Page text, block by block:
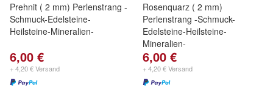
Prehnit ( 2 mm) Perlenstrang -
Schmuck-Edelsteine-
Heilsteine-Mineralien-
6,00 €
+ 4,20 € Versand
Rosenquarz ( 2 mm)
Perlenstrang -Schmuck-
Edelsteine-Heilsteine-
Mineralien-
6,00 €
+ 4,20 € Versand